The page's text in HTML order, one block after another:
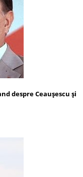
despre Ceaușescu și